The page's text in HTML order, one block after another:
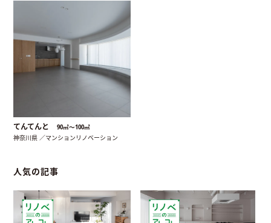
てんてんと 90㎡〜100㎡
神奈川県 ／マンションリノベーション
人気の記事